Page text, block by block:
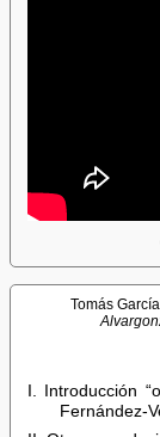
Tomás
I. Introducción
Fernández-